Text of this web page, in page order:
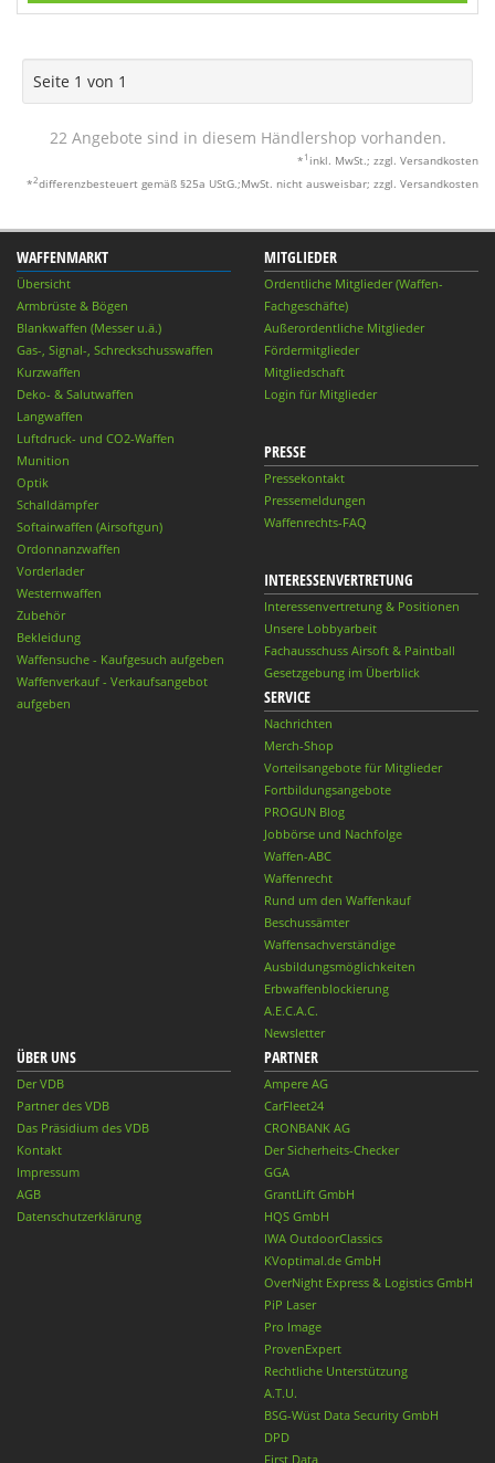
Seite 1 von 1
22 Angebote sind in diesem Händlershop vorhanden.
* 1 inkl. MwSt.; zzgl. Versandkosten
*2differenzbesteuert gemäß §25a UStG.;MwSt. nicht ausweisbar; zzgl. Versandkosten
WAFFENMARKT
Übersicht
Armbrüste & Bögen
Blankwaffen (Messer u.ä.)
Gas-, Signal-, Schreckschusswaffen
Kurzwaffen
Deko- & Salutwaffen
Langwaffen
Luftdruck- und CO2-Waffen
Munition
Optik
Schalldämpfer
Softairwaffen (Airsoftgun)
Ordonnanzwaffen
Vorderlader
Westernwaffen
Zubehör
Bekleidung
Waffensuche - Kaufgesuch aufgeben
Waffenverkauf - Verkaufsangebot
aufgeben
MITGLIEDER
Ordentliche Mitglieder (Waffen-
Fachgeschäfte)
Außerordentliche Mitglieder
Fördermitglieder
Mitgliedschaft
Login für Mitglieder
PRESSE
Pressekontakt
Pressemeldungen
Waffenrechts-FAQ
INTERESSENVERTRETUNG
Interessenvertretung & Positionen
Unsere Lobbyarbeit
Fachausschuss Airsoft & Paintball
Gesetzgebung im Überblick
SERVICE
Nachrichten
Merch-Shop
Vorteilsangebote für Mitglieder
Fortbildungsangebote
PROGUN Blog
Jobbörse und Nachfolge
Waffen-ABC
Waffenrecht
Rund um den Waffenkauf
Beschussämter
Waffensachverständige
Ausbildungsmöglichkeiten
Erbwaffenblockierung
A.E.C.A.C.
Newsletter
ÜBER UNS
Der VDB
Partner des VDB
Das Präsidium des VDB
Kontakt
Impressum
AGB
Datenschutzerklärung
PARTNER
Ampere AG
CarFleet24
CRONBANK AG
Der Sicherheits-Checker
GGA
GrantLift GmbH
HQS GmbH
IWA OutdoorClassics
KVoptimal.de GmbH
OverNight Express & Logistics GmbH
PiP Laser
Pro Image
ProvenExpert
Rechtliche Unterstützung
A.T.U.
BSG-Wüst Data Security GmbH
DPD
First Data